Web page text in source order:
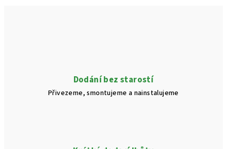
Dodání bez starostí
Přivezeme, smontujeme a nainstalujeme